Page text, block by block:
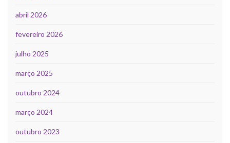
abril 2026
fevereiro 2026
julho 2025
março 2025
outubro 2024
março 2024
outubro 2023